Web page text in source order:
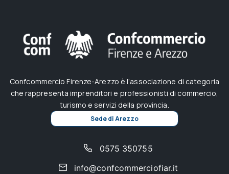
Confcommercio Firenze-Arezzo è l’associazione di categoria
che rappresenta imprenditori e professionisti di commercio,
turismo e servizi della provincia.
Sede di Arezzo
0575 350755
info@confcommerciofiar.it